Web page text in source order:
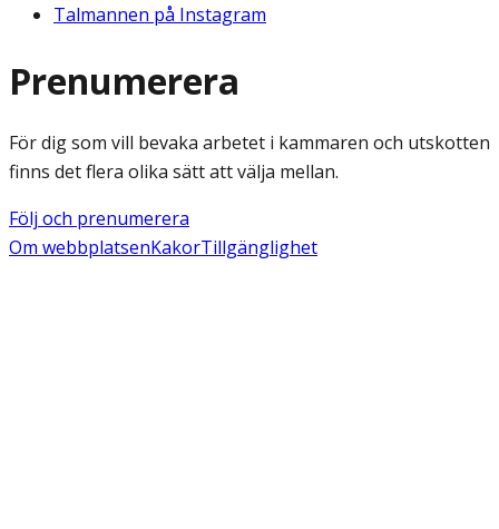
Talmannen på Instagram
Prenumerera
För dig som vill bevaka arbetet i kammaren och utskotten
finns det flera olika sätt att välja mellan.
Följ och prenumerera
Om webbplatsenKakorTillgänglighet